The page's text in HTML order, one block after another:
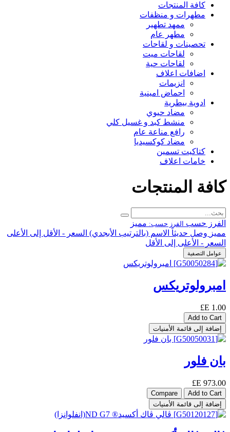
كافة المنتجات
مطهرات و منظفات
ممهد تطهير
مطهر عام
تحصينات و لقاحات
لقاحات ميت
لقاحات حية
اضافات اعلاف
انزيمات
احماض امينية
ادوية بيطرية
مضاد حيوي
منشط كبد و غسيل كلي
رافع مناعة عام
مضاد كوكسيديا
كتاكيت تسمين
خامات اعلاف
كافة المنتجات
الفرز حسب الفرز حسب: مميز
مميز وصل حديثاً الاسم (بالترتيب الأبجدي) السعر - الأقل إلى الأعلى
السعر - الأعلى إلى الأقل
عوامل التصفية
امبرولوتريكس
1.00
Add to Cart
إضافة إلى قائمة الأمنيات
بان فلور
973.00
Add to Cart
Compare
إضافة إلى قائمة الأمنيات